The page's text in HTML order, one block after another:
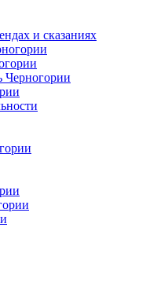
и сказаниях
Черногории